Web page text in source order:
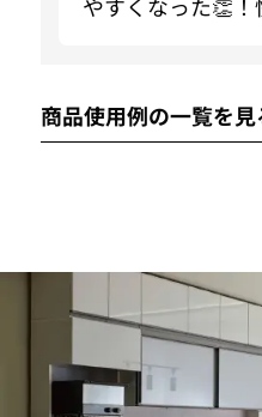
商品使用例の一覧を見